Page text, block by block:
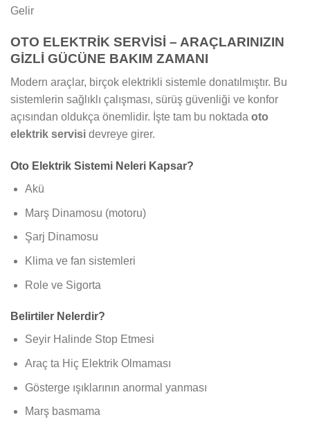
Gelir
OTO ELEKTRİK SERVİSİ – ARAÇLARINIZIN
GİZLİ GÜCÜNE BAKIM ZAMANI
Modern araçlar, birçok elektrikli sistemle donatılmıştır. Bu
sistemlerin sağlıklı çalışması, sürüş güvenliği ve konfor
açısından oldukça önemlidir. İşte tam bu noktada oto
elektrik servisi devreye girer.
Oto Elektrik Sistemi Neleri Kapsar?
Akü
Marş Dinamosu (motoru)
Şarj Dinamosu
Klima ve fan sistemleri
Role ve Sigorta
Belirtiler Nelerdir?
Seyir Halinde Stop Etmesi
Araç ta Hiç Elektrik Olmaması
Gösterge ışıklarının anormal yanması
Marş basmama